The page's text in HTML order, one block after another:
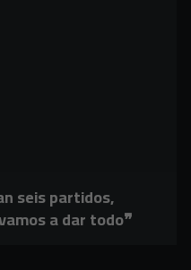
a dar todo❞